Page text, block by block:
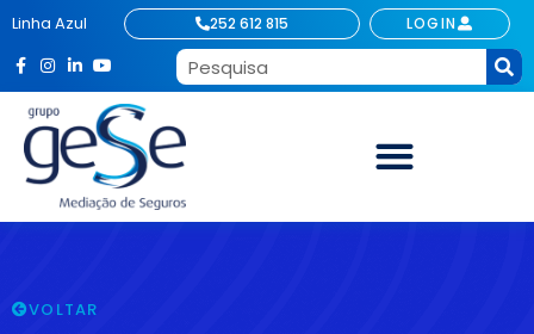
Linha Azul 252 612 815 LOGIN
VOLTAR